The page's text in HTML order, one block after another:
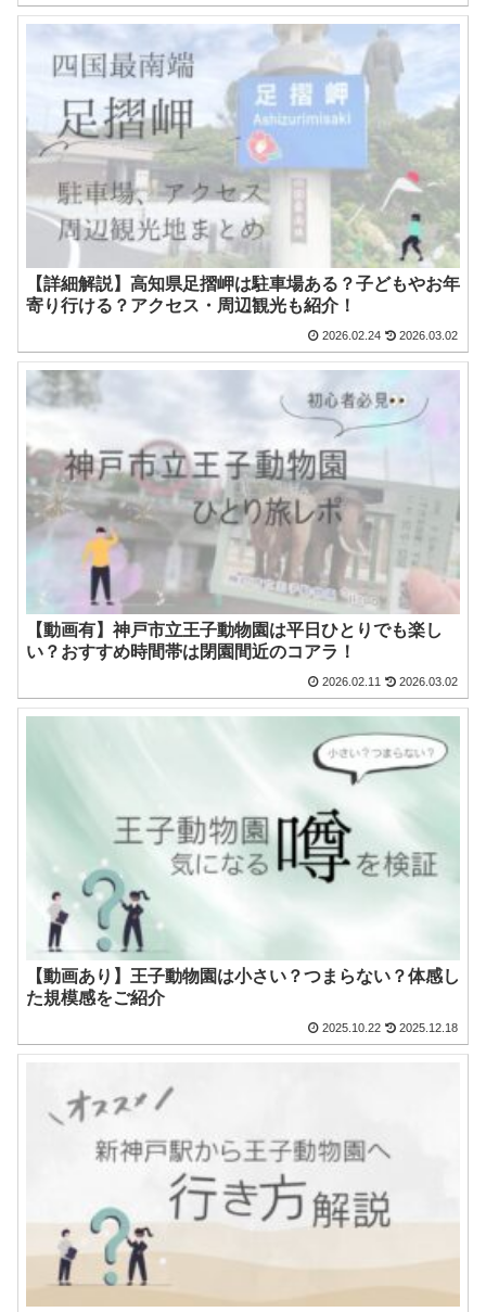
【詳細解説】高知県足摺岬は駐車場ある？子どもやお年
寄り行ける？アクセス・周辺観光も紹介！
2026.02.24 2026.03.02
【動画有】神戸市立王子動物園は平日ひとりでも楽し
い？おすすめ時間帯は閉園間近のコアラ！
2026.02.11 2026.03.02
【動画あり】王子動物園は小さい？つまらない？体感し
た規模感をご紹介
2025.10.22 2025.12.18